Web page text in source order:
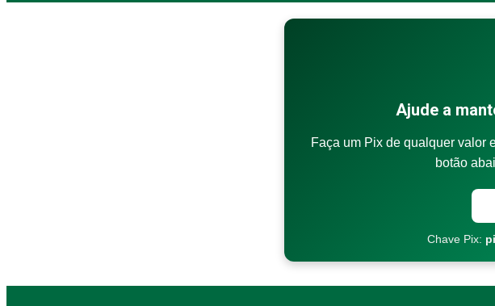
Ajude a
Faça um Pix de qualquer valor
botão
Chave Pix: